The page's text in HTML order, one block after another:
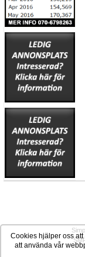
Cookies hjälper oss
att använda vår